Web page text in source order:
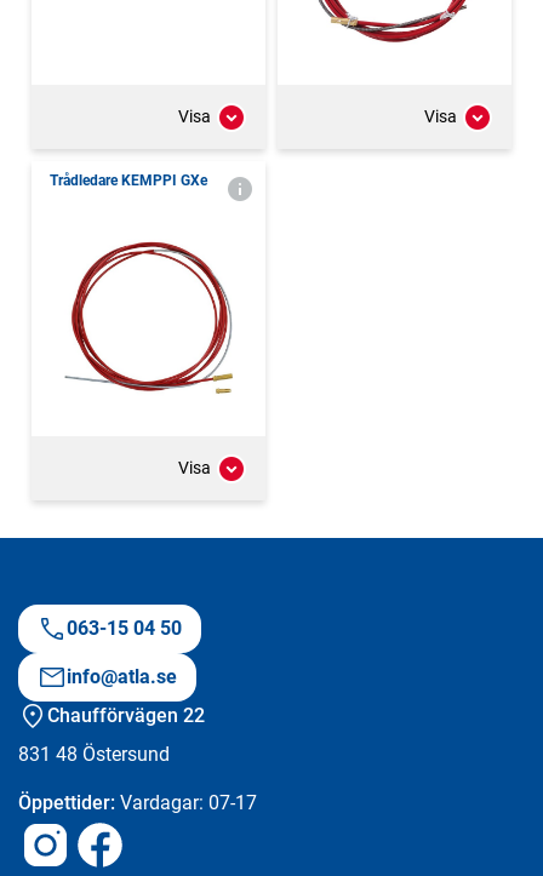
Visa Visa
Trådledare KEMPPI GXe
Visa
063-15 04 50
info@atla.se
Chaufförvägen 22
831 48 Östersund
Öppettider: Vardagar: 07-17